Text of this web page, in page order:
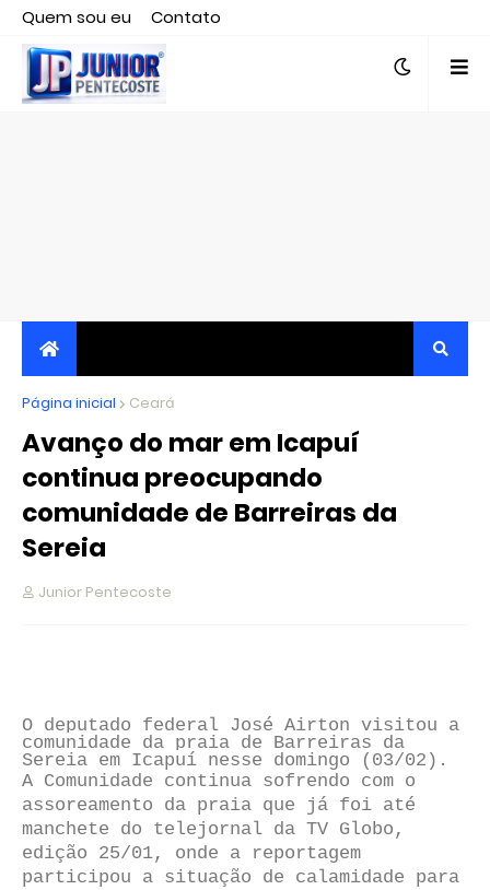
Quem sou eu
Contato
Editor responsável, jornalista Clovis Almeida.
JORNALISMO INDEPENDENTE, TRANSPARENTE E
CRÍTICO
Página inicial Ceará
Avanço do mar em Icapuí
continua preocupando
comunidade de Barreiras da
Sereia
Junior Pentecoste
O deputado federal José Airton visitou a
comunidade da praia de Barreiras da
Sereia em Icapuí nesse domingo (03/02).
A Comunidade continua sofrendo com o
assoreamento da praia que já foi até
manchete do telejornal da TV Globo,
edição 25/01, onde a reportagem
participou a situação de calamidade para